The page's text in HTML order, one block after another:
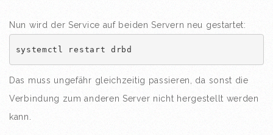
Nun wird der Service auf beiden Servern neu gestartet:
systemctl restart drbd
Das muss ungefähr gleichzeitig passieren, da sonst die
Verbindung zum anderen Server nicht hergestellt werden
kann.